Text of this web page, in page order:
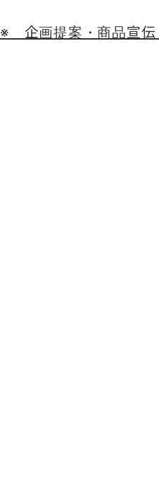
※ 企画提案・商品宣伝・